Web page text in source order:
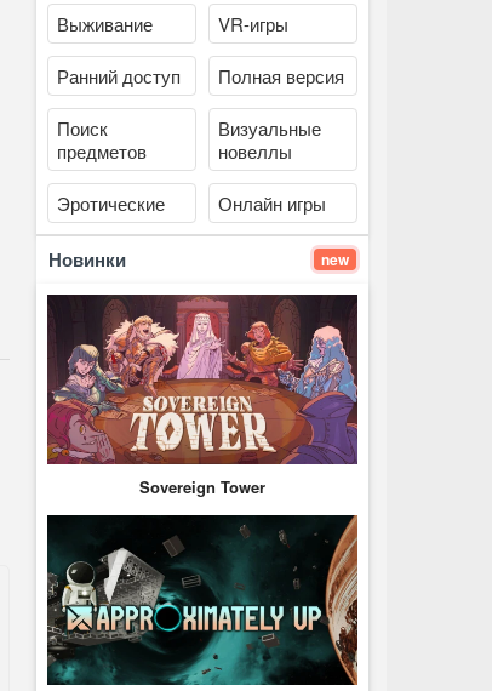
Выживание VR-игры
Ранний доступ Полная версия
Поиск
предметов
Визуальные
новеллы
Эротические Онлайн игры
Новинки new
Sovereign Tower